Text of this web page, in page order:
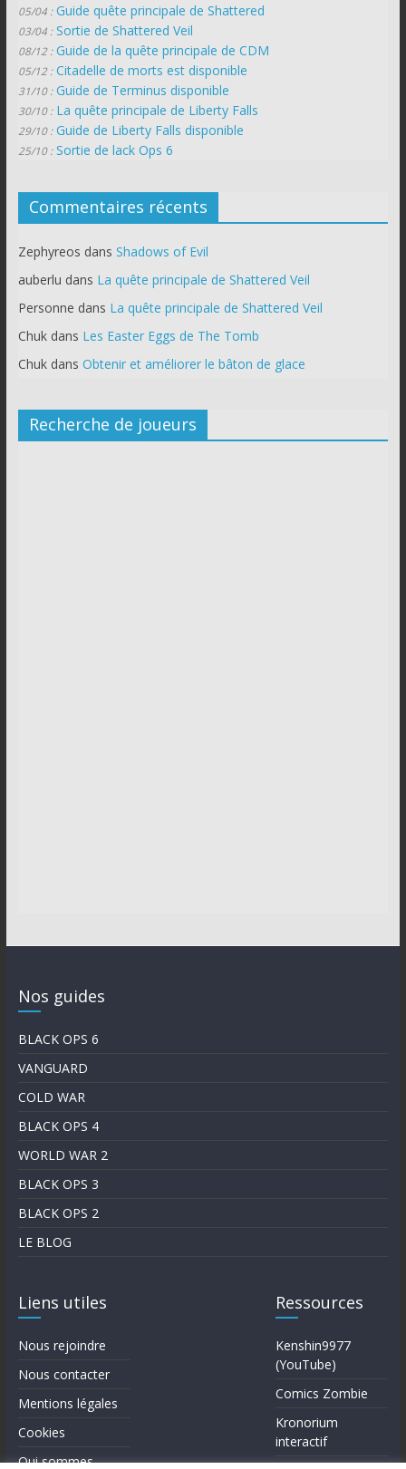
05/04 : Guide quête principale de Shattered
03/04 : Sortie de Shattered Veil
08/12 : Guide de la quête principale de CDM
05/12 : Citadelle de morts est disponible
31/10 : Guide de Terminus disponible
30/10 : La quête principale de Liberty Falls
29/10 : Guide de Liberty Falls disponible
25/10 : Sortie de lack Ops 6
Commentaires récents
Zephyreos dans Shadows of Evil
auberlu dans La quête principale de Shattered Veil
Personne dans La quête principale de Shattered Veil
Chukdans Les Easter Eggs de The Tomb
Chukdans Obtenir et améliorer le bâton de glace
Recherche de joueurs
Nos guides
BLACK OPS 6
VANGUARD
COLD WAR
BLACK OPS 4
WORLD WAR 2
BLACK OPS 3
BLACK OPS 2
LE BLOG
Liens utiles
Nous rejoindre
Nous contacter
Mentions légales
Cookies
Qui sommes-
Ressources
Kenshin9977
(YouTube)
Comics Zombie
Kronorium
interactif